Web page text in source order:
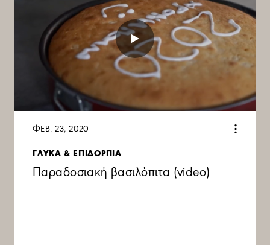
ΦΕΒ. 23, 2020
ΓΛΥΚΑ & ΕΠΙΔΟΡΠΙΑ
Παραδοσιακή βασιλόπιτα (video)